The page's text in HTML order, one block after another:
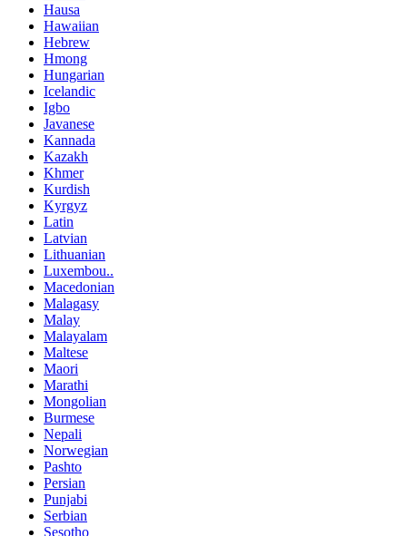
Hausa
Hawaiian
Hebrew
Hmong
Hungarian
Icelandic
Igbo
Javanese
Kannada
Kazakh
Khmer
Kurdish
Kyrgyz
Latin
Latvian
Lithuanian
Luxembou..
Macedonian
Malagasy
Malay
Malayalam
Maltese
Maori
Marathi
Mongolian
Burmese
Nepali
Norwegian
Pashto
Persian
Punjabi
Serbian
Sesotho